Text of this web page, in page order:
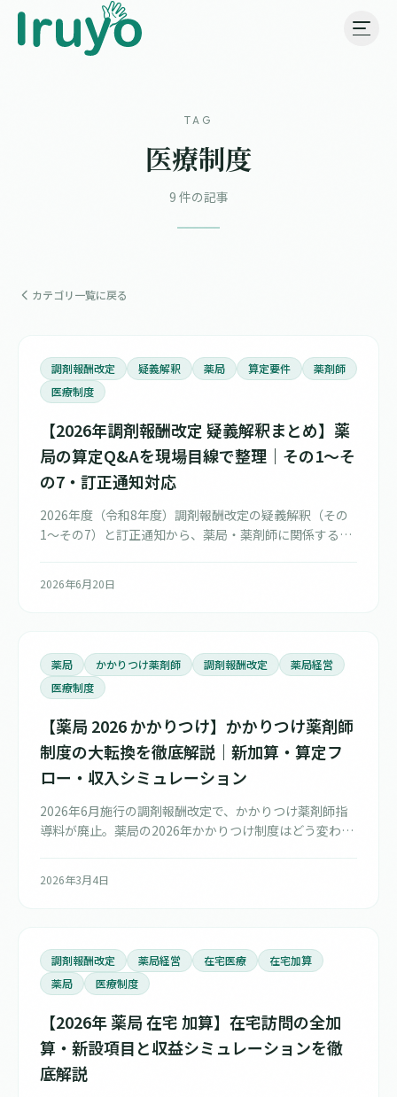
TAG
医療制度
9 件の記事
カテゴリ一覧に戻る
調剤報酬改定 疑義解釈 薬局 算定要件
薬剤師
医療制度
【2026年調剤報酬改定 疑義解釈まとめ】薬
局の算定Q&Aを現場目線で整理｜その1〜そ
の7・訂正通知対応
2026年度（令和8年度）調剤報酬改定の疑義解釈（その
1〜その7）と訂正通知から、薬局・薬剤師に関係する
防止加算、かかりつけ薬剤師フォローアップ加算など、
2026年6月20日
薬局 かかりつけ薬剤師 調剤報酬改定
薬局経営
医療制度
【薬局 2026 かかりつけ】かかりつけ薬剤師
制度の大転換を徹底解説｜新加算・算定フ
ロー・収入シミュレーション
2026年6月施行の調剤報酬改定で、かかりつけ薬剤師指
導料が廃止。薬局の2026年かかりつけ制度はどう変わ
シミュレーション、実務対応チェックリストまで徹底解
2026年3月4日
調剤報酬改定 薬局経営 在宅医療
在宅加算
薬局
医療制度
【2026年 薬局 在宅 加算】在宅訪問の全加
算・新設項目と収益シミュレーションを徹
底解説